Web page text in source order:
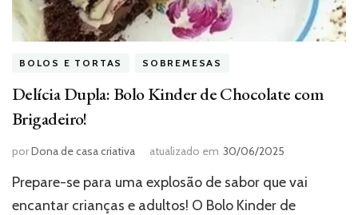
BOLOS E TORTAS SOBREMESAS
Delícia Dupla: Bolo Kinder de Chocolate com
Brigadeiro!
porDona de casa criativa atualizado em 30/06/2025
Prepare-se para uma explosão de sabor que vai
encantar crianças e adultos! O Bolo Kinder de